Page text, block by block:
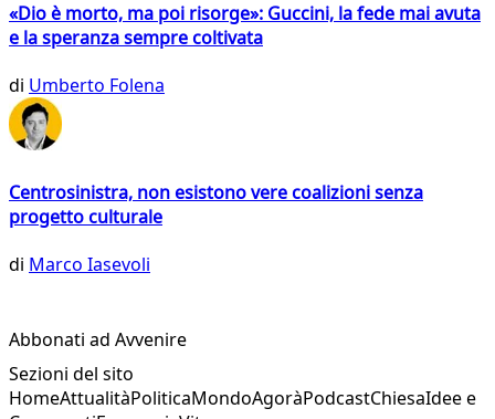
«Dio è morto, ma poi risorge»: Guccini, la fede mai avuta
e la speranza sempre coltivata
di Umberto Folena
Centrosinistra, non esistono vere coalizioni senza
progetto culturale
di Marco Iasevoli
Abbonati ad Avvenire
Sezioni del sito
HomeAttualitàPoliticaMondoAgoràPodcastChiesaIdee e